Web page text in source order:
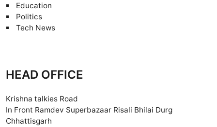
Education
Politics
Tech News
HEAD OFFICE
Krishna talkies Road
In Front Ramdev Superbazaar Risali Bhilai Durg
Chhattisgarh